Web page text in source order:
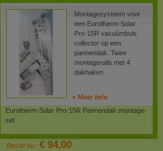
Montagesysteem voor
een Eurotherm-Solar
Pro-15R vacuümbuis
collector op een
pannendak. Twee
montagerails met 4
dakhaken.
Meer Info
Eurotherm-Solar Pro-15R Pannendak-montage-
set
Bestel nu : € 94,00